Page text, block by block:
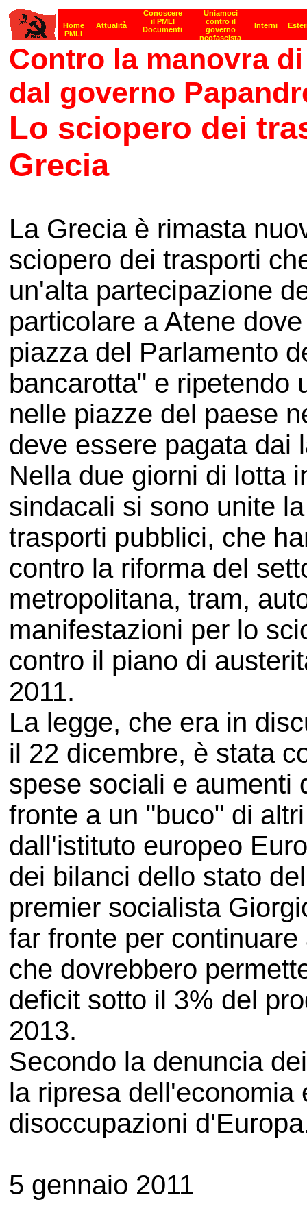
Contro la manovra
dal governo
Lo sciopero dei
Grecia
La Grecia è rimasta
sciopero dei trasporti
un'alta partecipazione
particolare a Atene
piazza del Parlamento
bancarotta" e ripetendo
nelle piazze del paese
deve essere pagata dai
Nella due giorni di lotta
sindacali si sono unite
trasporti pubblici, che
contro la riforma del
metropolitana, tram,
manifestazioni per lo
contro il piano di
2011.
La legge, che era in
il 22 dicembre, è stata
spese sociali e aumenti
fronte a un "buco" di
dall'istituto europeo
dei bilanci dello stato
premier socialista
far fronte per
che dovrebbero
deficit sotto il 3% del
2013.
Secondo la denuncia
la ripresa dell'economia
disoccupazioni
5 gennaio 2011